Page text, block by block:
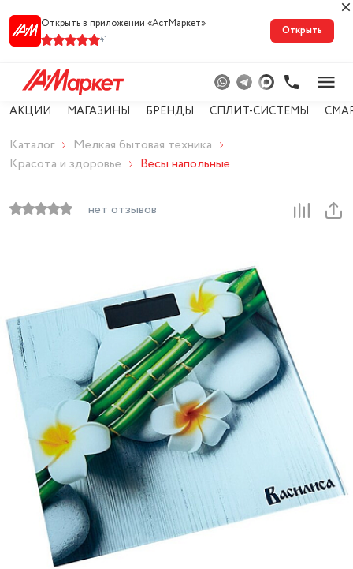
Открыть в приложении «АстМарке‪т‬»
41
Открыть
АКЦИИ МАГАЗИНЫ БРЕНДЫ СПЛИТ-СИСТЕМЫ
Каталог
Мелкая бытовая техника
Красота и здоровье
Весы напольные
нет отзывов